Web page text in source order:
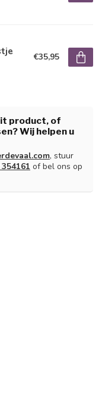
€35,95
product, of
Wij helpen u
, stuur
of bel ons op